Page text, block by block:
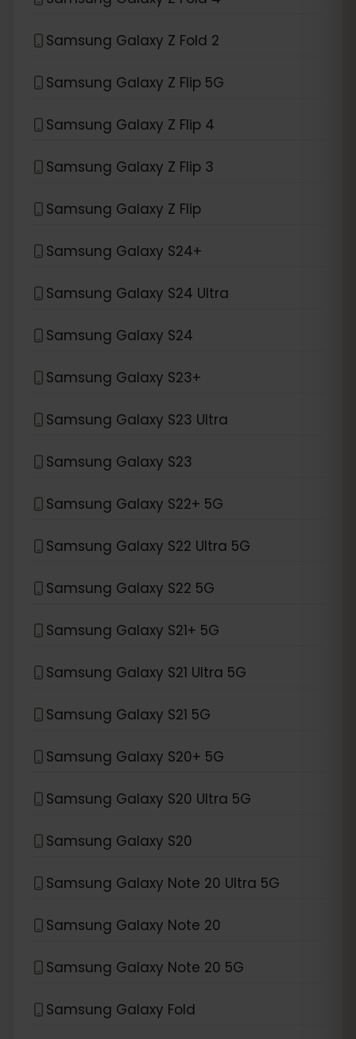
Samsung Galaxy Z Fold 2
Samsung Galaxy Z Flip 5G
Samsung Galaxy Z Flip 4
Samsung Galaxy Z Flip 3
Samsung Galaxy Z Flip
Samsung Galaxy S24+
Samsung Galaxy S24 Ultra
Samsung Galaxy S24
Samsung Galaxy S23+
Samsung Galaxy S23 Ultra
Samsung Galaxy S23
Samsung Galaxy S22+ 5G
Samsung Galaxy S22 Ultra 5G
Samsung Galaxy S22 5G
Samsung Galaxy S21+ 5G
Samsung Galaxy S21 Ultra 5G
Samsung Galaxy S21 5G
Samsung Galaxy S20+ 5G
Samsung Galaxy S20 Ultra 5G
Samsung Galaxy S20
Samsung Galaxy Note 20 Ultra 5G
Samsung Galaxy Note 20
Samsung Galaxy Note 20 5G
Samsung Galaxy Fold